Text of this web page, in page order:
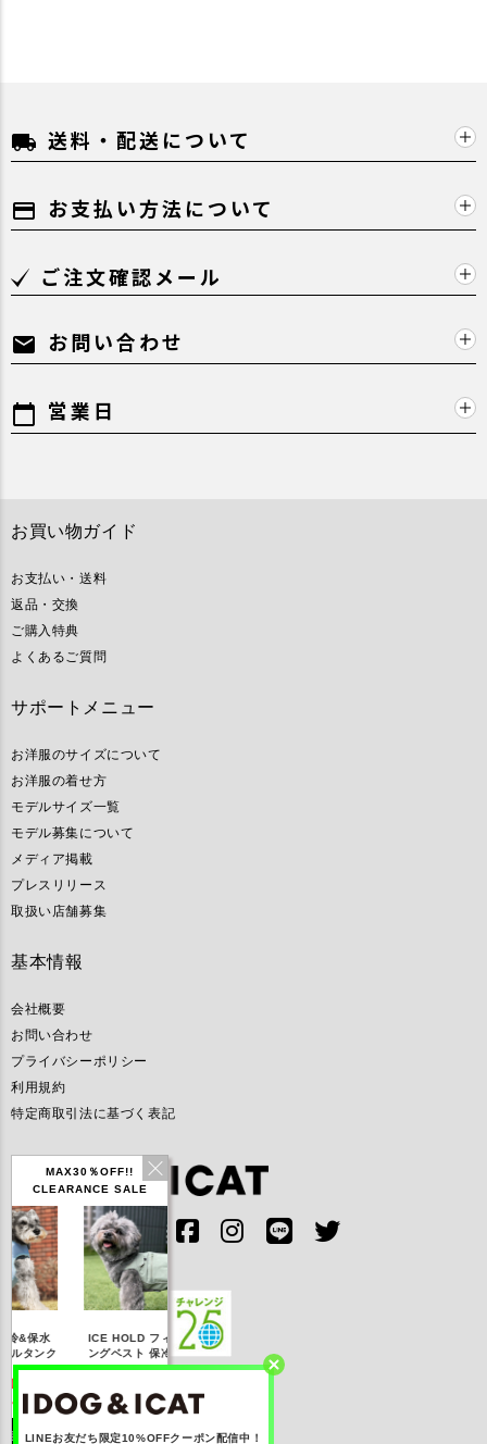
MAX30％OFF!!
CLEARANCE SALE
ICE HOLD フィッシ
ングベスト 保冷剤付
円(税込み)
詳しく見る
IDOG ICE HOLD ネ
ッククーラー 保冷剤
円(税込み)
詳しく見る
local_shipping 送料・配送について
payment お支払い方法について
ご注文確認メール
mail お問い合わせ
calendar_today 営業日
お買い物ガイド
お支払い・送料
返品・交換
ご購入特典
よくあるご質問
サポートメニュー
お洋服のサイズについて
お洋服の着せ方
モデルサイズ一覧
モデル募集について
メディア掲載
プレスリリース
取扱い店舗募集
基本情報
会社概要
お問い合わせ
プライバシーポリシー
利用規約
特定商取引法に基づく表記
LINEお友だち限定10%OFFクーポン配信中！